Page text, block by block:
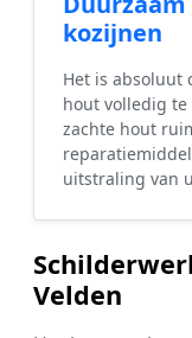
kozijnen
Het is absoluut
hout volledig
zachte hout
uitstraling van
Velden